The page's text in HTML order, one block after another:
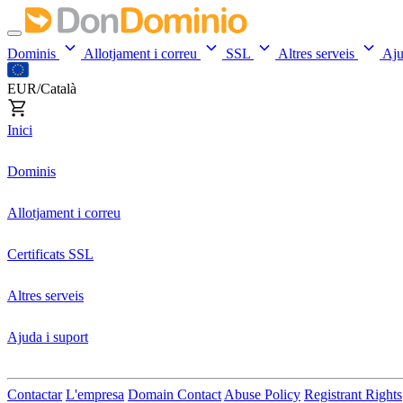
Dominis Allotjament i correu SSL Altres serveis
EUR/Català
Inici
Dominis
Allotjament i correu
Certificats SSL
Altres serveis
Ajuda i suport
Contactar L'empresa Domain Contact Abuse Policy Registrant Rights